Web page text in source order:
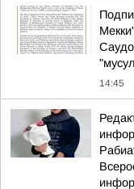
14:45